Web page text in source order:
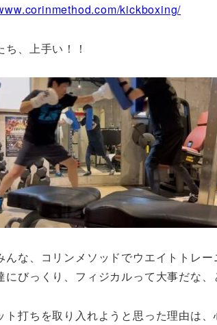
kickboxing/
ち、上手い！！
んな、コリンメソッドでウエイトトレ
にびっくり、フィジカルって大事だな、
ト打ちを取り入れようと思った理由は